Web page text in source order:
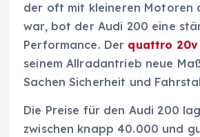
der oft mit kleineren Motoren
war, bot der Audi 200 eine
Performance. Der quattro 20v
seinem Allradantrieb neue
Sachen Sicherheit und
Die Preise für den Audi 200
zwischen knapp 40.000 und